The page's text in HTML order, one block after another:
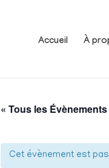
Accueil À
« Tous les Évènements
Cet évènement est